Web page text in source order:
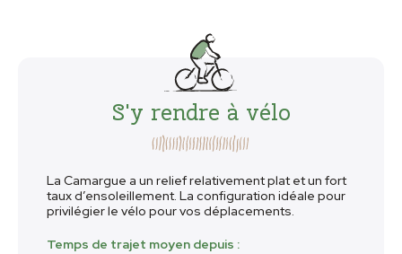
S'y rendre à vélo
La Camargue a un relief relativement plat et un fort
taux d’ensoleillement. La configuration idéale pour
privilégier le vélo pour vos déplacements.
Temps de trajet moyen depuis :